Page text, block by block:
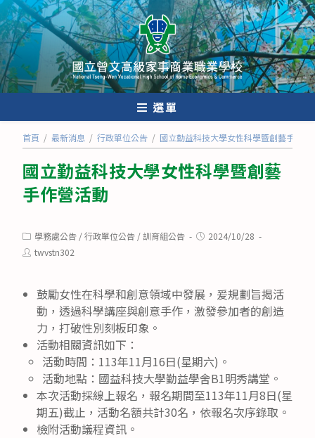
跳
轉
至
主
要
內
選單
首頁 / 最新消息 / 行政單位公告 / 國立勤益科技大學女性科學暨創藝手作營
國立勤益科技大學女性科學暨創藝
手作營活動
Post
category:
學務處公告 /行政單位公告 /訓育組公告
Post2024/10/28
Posttwvstn302
鼓勵女性在科學和創意領域中發展，爰規劃旨揭活
動，透過科學講座與創意手作，激發參加者的創造
力，打破性別刻板印象。
活動相關資訊如下：
活動時間：113年11月16日(星期六)。
活動地點：國益科技大學勤益學舍B1明秀講堂。
本次活動採線上報名，報名期間至113年11月8日(星
期五)截止，活動名額共計30名，依報名次序錄取。
檢附活動議程資訊。